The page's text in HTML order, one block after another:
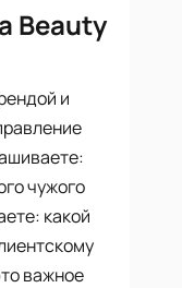
Beauty
и
чужого
какой
важное